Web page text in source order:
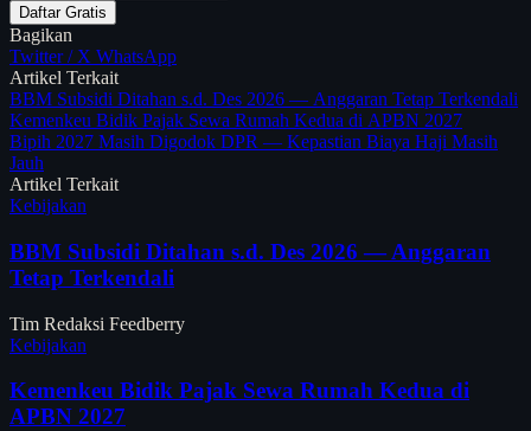
Daftar Gratis
Bagikan
Twitter / X WhatsApp
Artikel Terkait
BBM Subsidi Ditahan s.d. Des 2026 — Anggaran Tetap Terkendali
Kemenkeu Bidik Pajak Sewa Rumah Kedua di APBN 2027
Bipih 2027 Masih Digodok DPR — Kepastian Biaya Haji Masih
Jauh
Artikel Terkait
Kebijakan
BBM Subsidi Ditahan s.d. Des 2026 — Anggaran
Tetap Terkendali
Tim Redaksi Feedberry
Kebijakan
Kemenkeu Bidik Pajak Sewa Rumah Kedua di
APBN 2027